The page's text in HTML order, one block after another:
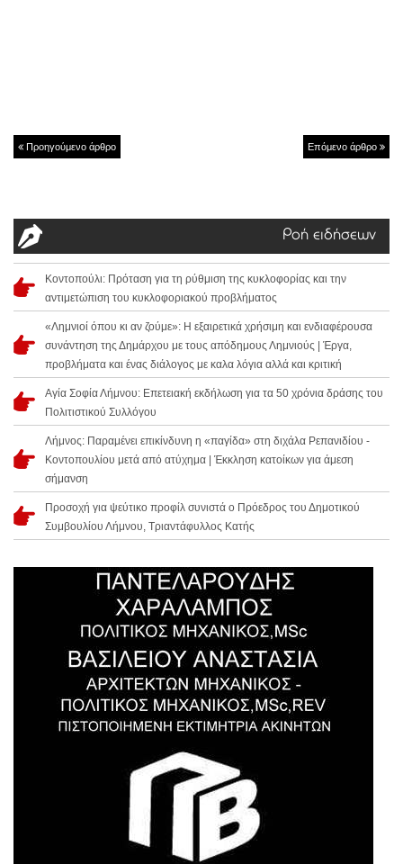
Προηγούμενο άρθρο Επόμενο άρθρο
Ροή ειδήσεων
Κοντοπούλι: Πρόταση για τη ρύθμιση της κυκλοφορίας και την
αντιμετώπιση του κυκλοφοριακού προβλήματος
«Λημνιοί όπου κι αν ζούμε»: Η εξαιρετικά χρήσιμη και ενδιαφέρουσα
συνάντηση της Δημάρχου με τους απόδημους Λημνιούς | Έργα,
προβλήματα και ένας διάλογος με καλα λόγια αλλά και κριτική
Αγία Σοφία Λήμνου: Επετειακή εκδήλωση για τα 50 χρόνια δράσης του
Πολιτιστικού Συλλόγου
Λήμνος: Παραμένει επικίνδυνη η «παγίδα» στη διχάλα Ρεπανιδίου -
Κοντοπουλίου μετά από ατύχημα | Έκκληση κατοίκων για άμεση
σήμανση
Προσοχή για ψεύτικο προφίλ συνιστά ο Πρόεδρος του Δημοτικού
Συμβουλίου Λήμνου, Τριαντάφυλλος Κατής